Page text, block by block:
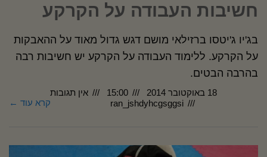
חשיבות העבודה על הקרקע
בג'יו ג'יטסו ברזילאי מושם דגש גדול מאוד על ההאבקות
על הקרקע. ללימוד העבודה על הקרקע יש חשיבות רבה
בהרבה הבטים.
18 באוקטובר 2014 15:00
אין תגובות
ran_jshdyhcgsggsi
קרא עוד ←